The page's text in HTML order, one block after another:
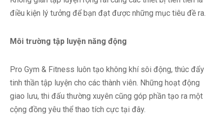
điều kiện lý tưởng để bạn đạt được những mục tiêu đề ra.
Môi trường tập luyện năng động
Pro Gym & Fitness luôn tạo không khí sôi động, thúc đẩy
tinh thần tập luyện cho các thành viên. Những hoạt động
giao lưu, thi đấu thường xuyên cũng góp phần tạo ra một
cộng đồng yêu thể thao tích cực tại đây.